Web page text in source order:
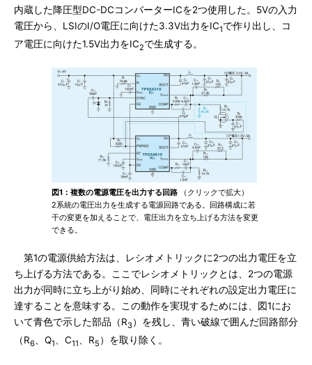
内蔵した降圧型DC-DCコンバーターICを2つ使用した。5Vの入力
電圧から、LSIのI/O電圧に向けた3.3V出力をIC1で作り出し、コ
ア電圧に向けた1.5V出力をIC2で生成する。
図1：複数の電源電圧を出力する回路 （クリックで拡大）
2系統の電圧出力を生成する電源回路である。回路構成に若
干の変更を加えることで、電圧出力を立ち上げる方法を変更
できる。
第1の電源供給方法は、レシオメトリックに2つの出力電圧を立
ち上げる方法である。ここでレシオメトリックとは、2つの電源
出力が同時に立ち上がり始め、同時にそれぞれの設定出力電圧に
達することを意味する。この動作を実現するためには、図1にお
いて青色で示した部品（R3）を残し、青い破線で囲んだ回路部分
（R6 、Q1 、C11 、R5 ）を取り除く。